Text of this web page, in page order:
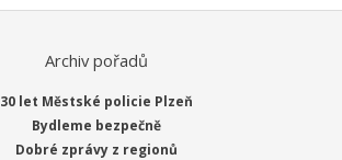
Archiv pořadů
30 let Městské policie Plzeň
Bydleme bezpečně
Dobré zprávy z regionů